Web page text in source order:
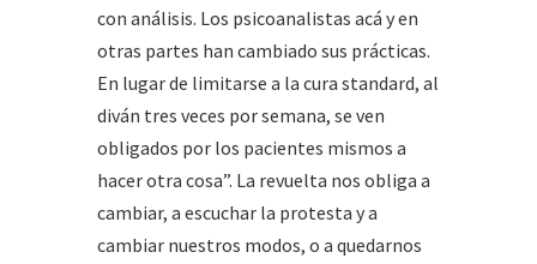
con análisis. Los psicoanalistas acá y en
otras partes han cambiado sus prácticas.
En lugar de limitarse a la cura standard, al
diván tres veces por semana, se ven
obligados por los pacientes mismos a
hacer otra cosa”. La revuelta nos obliga a
cambiar, a escuchar la protesta y a
cambiar nuestros modos, o a quedarnos